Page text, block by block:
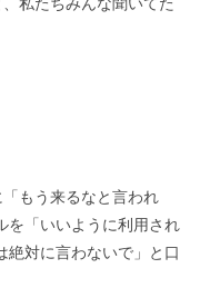
もう来るなと言われ
を「いいように利用され
絶対に言わないで」と口